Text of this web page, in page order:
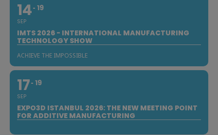
14
SEP
19
IMTS 2026 - INTERNATIONAL MANUFACTURING
TECHNOLOGY SHOW
ACHIEVE THE IMPOSSIBLE
17
SEP
19
EXPO3D ISTANBUL 2026: THE NEW MEETING POINT
FOR ADDITIVE MANUFACTURING